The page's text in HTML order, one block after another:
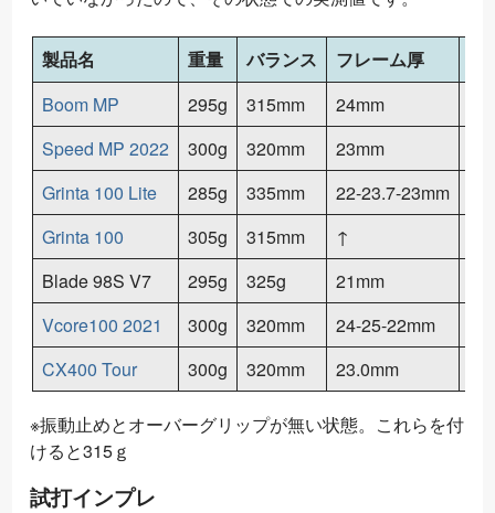
製品名 重量 バランス フレーム厚
Boom MP
295g 315mm 24mm
Speed MP 2022
300g 320mm 23mm
Grinta 100 Lite
285g 335mm 22-23.7-23mm
Grinta 100
305g 315mm ↑
Blade 98S V7
295g 325g 21mm
Vcore100 2021
300g 320mm 24-25-22mm
CX400 Tour
300g 320mm 23.0mm
※振動止めとオーバーグリップが無い状態。これらを付
けると315ｇ
試打インプレ